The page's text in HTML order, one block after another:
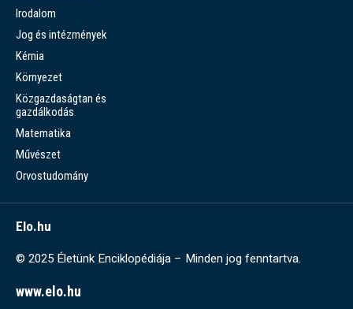
Irodalom
Jog és intézmények
Kémia
Környezet
Közgazdaságtan és
gazdálkodás
Matematika
Művészet
Orvostudomány
Elo.hu
© 2025 Életünk Enciklopédiája – Minden jog fenntartva.
www.elo.hu